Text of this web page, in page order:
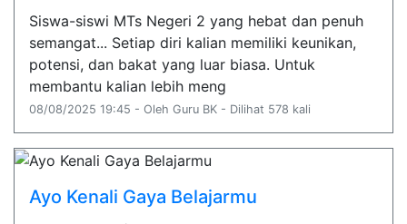
Siswa-siswi MTs Negeri 2 yang hebat dan penuh
semangat... Setiap diri kalian memiliki keunikan,
potensi, dan bakat yang luar biasa. Untuk
membantu kalian lebih meng
08/08/2025 19:45 - Oleh Guru BK - Dilihat 578 kali
Ayo Kenali Gaya Belajarmu